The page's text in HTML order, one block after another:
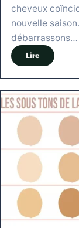
cheveux
nouvelle
débarrassons…
Lire